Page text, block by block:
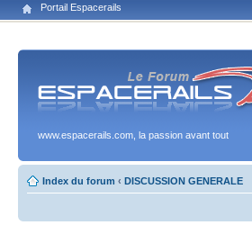
Portail Espacerails
www.espacerails.com, la passion avant tout
Index du forum ‹ DISCUSSION GENERALE